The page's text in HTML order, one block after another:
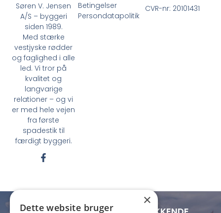
Søren V. Jensen
A/S – byggeri
siden 1989.
Med stærke
vestjyske rødder
og faglighed i alle
led. Vi tror på
kvalitet og
langvarige
relationer – og vi
er med hele vejen
fra første
spadestik til
færdigt byggeri.
F
a
b
o
Betingelser
Persondatapolitik
CVR-nr: 20101431
×
Dette website bruger